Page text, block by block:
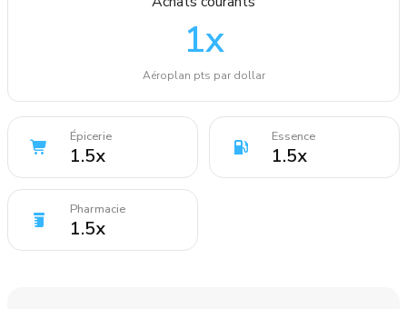
1x
Aéroplan pts par dollar
Épicerie
1.5x
Essence
1.5x
Pharmacie
1.5x